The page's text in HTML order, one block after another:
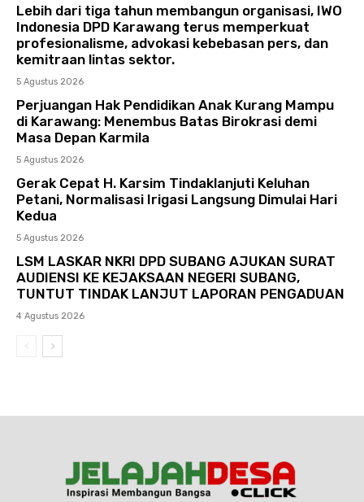
Lebih dari tiga tahun membangun organisasi, IWO
Indonesia DPD Karawang terus memperkuat
profesionalisme, advokasi kebebasan pers, dan
kemitraan lintas sektor.
5 Agustus 2026
Perjuangan Hak Pendidikan Anak Kurang Mampu
di Karawang: Menembus Batas Birokrasi demi
Masa Depan Karmila
5 Agustus 2026
Gerak Cepat H. Karsim Tindaklanjuti Keluhan
Petani, Normalisasi Irigasi Langsung Dimulai Hari
Kedua
5 Agustus 2026
LSM LASKAR NKRI DPD SUBANG AJUKAN SURAT
AUDIENSI KE KEJAKSAAN NEGERI SUBANG,
TUNTUT TINDAK LANJUT LAPORAN PENGADUAN
4 Agustus 2026